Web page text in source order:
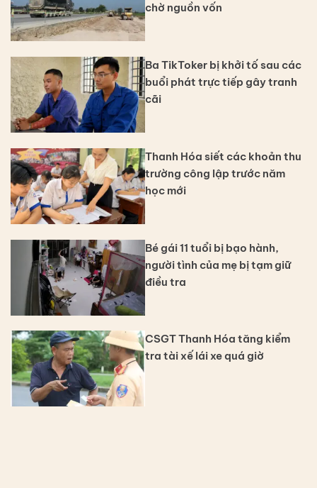
chờ nguồn vốn
Ba TikToker bị khởi tố sau các
buổi phát trực tiếp gây tranh
cãi
Thanh Hóa siết các khoản thu
trường công lập trước năm
học mới
Bé gái 11 tuổi bị bạo hành,
người tình của mẹ bị tạm giữ
điều tra
CSGT Thanh Hóa tăng kiểm
tra tài xế lái xe quá giờ